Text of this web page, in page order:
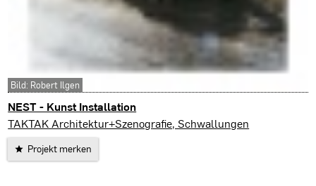
NEST - Kunst Installation
Warschau (PL)
TAKTAK Architektur+Szenografie, Schwallungen
Projekt merken
Bild: Robert Ilgen